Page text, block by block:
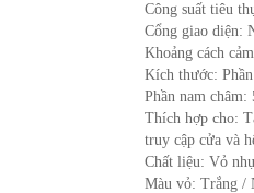
Công suất tiêu
Cổng giao diện:
Khoảng cách
Kích thước:
Phần nam
Thích hợp cho:
truy cập cửa và
Chất liệu: Vỏ
Màu vỏ: Trắng /